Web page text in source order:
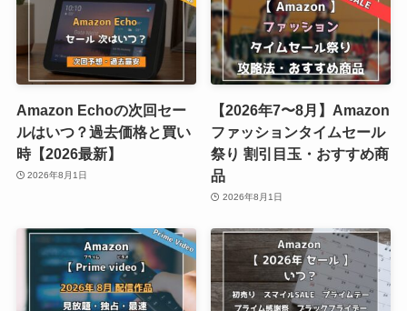
Amazon Echoの次回セー
ルはいつ？過去価格と買い
時【2026最新】
2026年8月1日
【2026年7〜8月】Amazon
ファッションタイムセール
祭り 割引目玉・おすすめ商
品
2026年8月1日